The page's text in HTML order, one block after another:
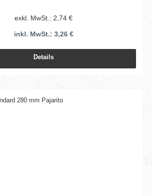
exkl. MwSt.: 2,74 €
inkl. MwSt.: 3,26 €
Details